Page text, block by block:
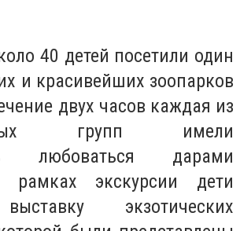
40 детей посетили один
и красивейших зоопарков
двух часов каждая из
групп имели
любоваться дарами
экскурсии дети
экзотических